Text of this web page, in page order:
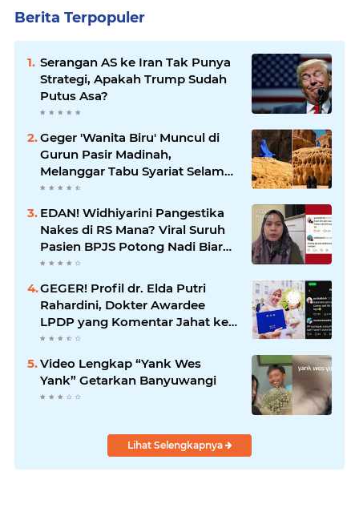
Berita Terpopuler
Serangan AS ke Iran Tak Punya
Strategi, Apakah Trump Sudah
Putus Asa?
Geger 'Wanita Biru' Muncul di
Gurun Pasir Madinah,
Melanggar Tabu Syariat Selama
Seribu Tahun
EDAN! Widhiyarini Pangestika
Nakes di RS Mana? Viral Suruh
Pasien BPJS Potong Nadi Biar
Dapat Ruangan
GEGER! Profil dr. Elda Putri
Rahardini, Dokter Awardee
LPDP yang Komentar Jahat ke
Pasien BPJS
Video Lengkap “Yank Wes
Yank” Getarkan Banyuwangi
Lihat Selengkapnya